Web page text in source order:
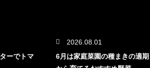
ーでトマ
2026.08.01
6月は家庭菜園の種まきの適